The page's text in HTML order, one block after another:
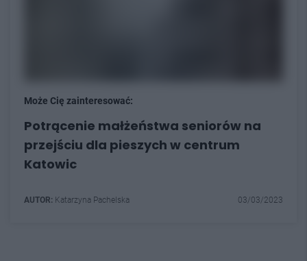
Może Cię zainteresować:
Potrącenie małżeństwa seniorów na
przejściu dla pieszych w centrum
Katowic
AUTOR: Katarzyna Pachelska 03/03/2023